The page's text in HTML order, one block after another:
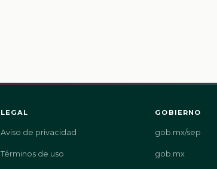
LEGAL
Aviso de privacidad
Términos de uso
GOBIERNO
gob.mx/sep
gob.mx